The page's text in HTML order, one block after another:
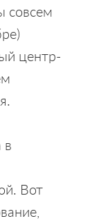
совсем
центр-
в
Вот